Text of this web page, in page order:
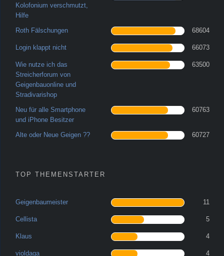
Kolofonium verschmutzt,
Hilfe
Roth Fälschungen 68604
Login klappt nicht 66073
Wie nutze ich das
Streicherforum von
Geigenbauonline und
Stradivarishop
63500
Neu für alle Smartphone
und iPhone Besitzer
60763
Alte oder Neue Geigen ?? 60727
TOP THEMENSTARTER
Geigenbaumeister 11
Cellista 5
Klaus 4
violdaga 4